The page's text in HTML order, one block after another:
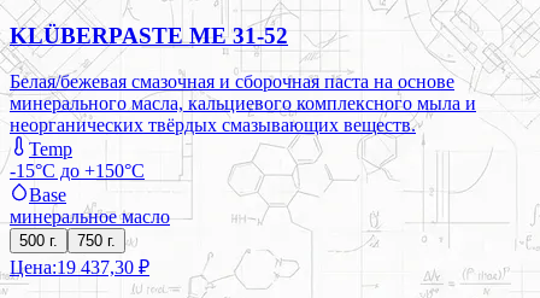
KLÜBERPASTE ME 31-52
Белая/бежевая смазочная и сборочная паста на основе
минерального масла, кальциевого комплексного мыла и
неорганических твёрдых смазывающих веществ.
Temp
-15°C до +150°C
Base
минеральное масло
500 г. 750 г.
Цена:19 437,30 ₽